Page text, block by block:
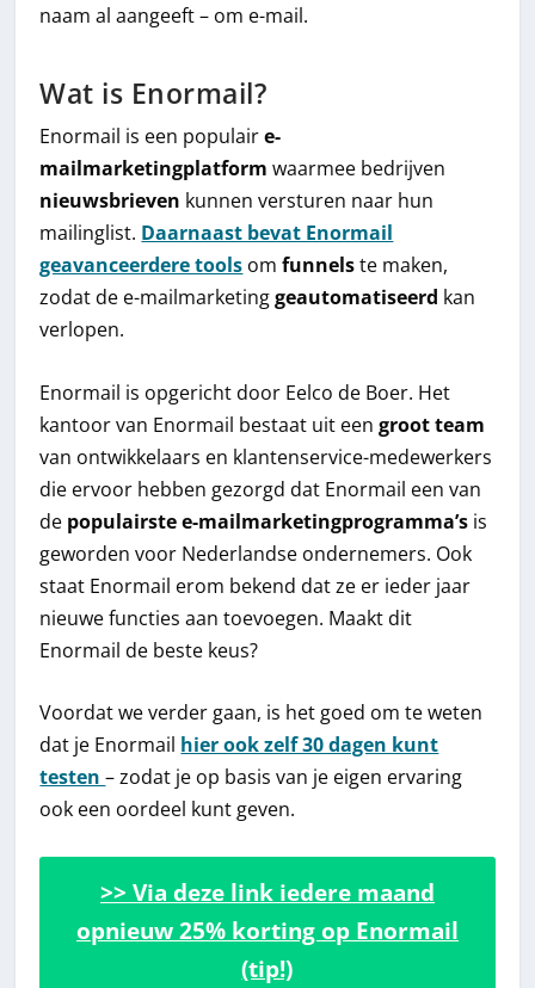
naam al aangeeft – om e-mail.
Wat is Enormail?
Enormail is een populaire-
mailmarketingplatform waarmee bedrijven
nieuwsbrieven kunnen versturen naar hun
mailinglist. Daarnaast bevat Enormail
geavanceerdere tools omfunnelste maken,
zodat de e-mailmarketinggeautomatiseerd kan
verlopen.
Enormail is opgericht door Eelco de Boer. Het
kantoor van Enormail bestaat uit eengroot team
van ontwikkelaars en klantenservice-medewerkers
die ervoor hebben gezorgd dat Enormail een van
de populairste e-mailmarketingprogramma’s is
geworden voor Nederlandse ondernemers. Ook
staat Enormail erom bekend dat ze er ieder jaar
nieuwe functies aan toevoegen. Maakt dit
Enormail de beste keus?
Voordat we verder gaan, is het goed om te weten
dat je Enormail hier ook zelf 30 dagen kunt
testen– zodat je op basis van je eigen ervaring
ook een oordeel kunt geven.
>> Via deze link iedere maand
opnieuw 25% korting op Enormail
(tip!)